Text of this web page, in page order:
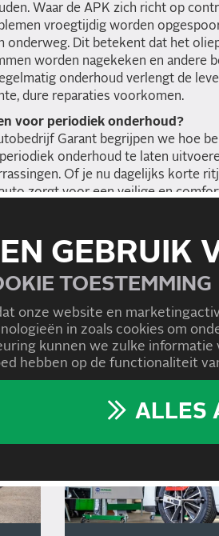
Waar de APK zich richt op
vroegtijdig worden
onderweg. Dit betekent dat het
worden nagekeken en andere
onderhoud verlengt de
dure reparaties voorkomen.
voor periodiek onderhoud?
Garant begrijpen we hoe
onderhoud te laten
Of je nu dagelijks korte
zorgt voor een veilige en
NAAR OVERZICHT
GEBRUIK
TOESTEMMING
onze website en
in zoals cookies om
kunnen we zulke
hebben op de functionaliteit
ALLES